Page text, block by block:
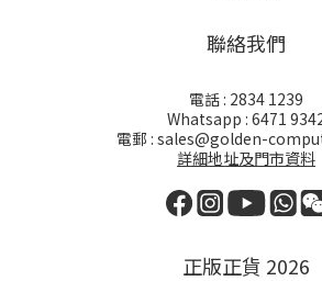
聯絡我們
電話 : 2834 1239
Whatsapp : 6471
電郵 : sales@golden-
詳細地址及門市資料
正版正貨 2026